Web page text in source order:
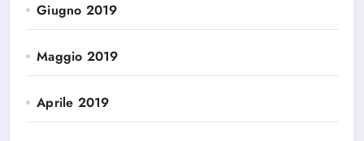
Giugno 2019
Maggio 2019
Aprile 2019